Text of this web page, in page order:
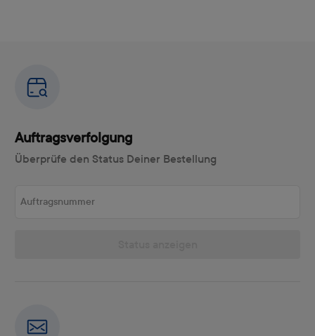
Auftragsverfolgung
Überprüfe den Status Deiner Bestellung